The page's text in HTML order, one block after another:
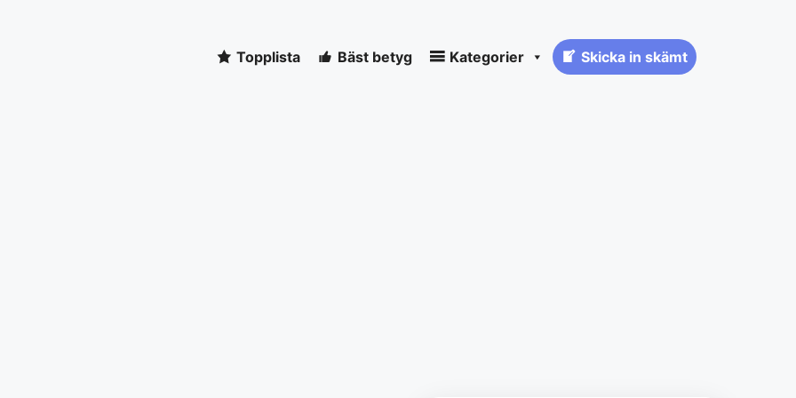
Topplista Bäst betyg Kategorier Skicka in skämt